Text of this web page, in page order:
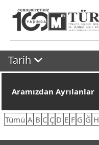
Tarih
Aramızdan Ayrılanlar
Tümü A B C Ç D E F G Ğ H